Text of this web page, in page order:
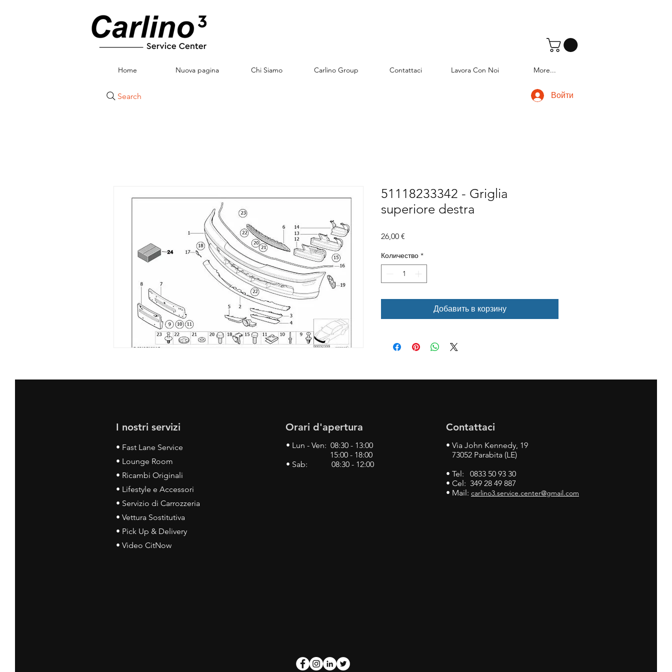
Home Nuova pagina Chi Siamo Carlino Group Contattaci Lavora Con Noi More...
Search Войти
51118233342 - Griglia
superiore destra
26,00 €
Количество *
Добавить в корзину
I nostri servizi
• Fast Lane Service
• Lounge Room
• Ricambi Originali
• Lifestyle e Accessori
• Servizio di Carrozzeria
• Vettura Sostitutiva
• Pick Up & Delivery
• Video CitNow
Orari d'apertura
• Lun - Ven: 08:30 - 13:00
15:00 - 18:00
• Sab: 08:30 - 12:00
Contattaci
• Via John Kennedy, 19
73052 Parabita (LE)
• Tel: 0833 50 93 30
• Cel: 349 28 49 887
• Mail: carlino3.service.center@gmail.com